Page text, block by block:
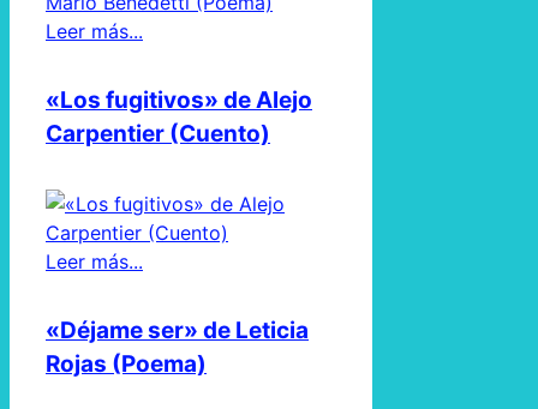
Leer más...
«Los fugitivos» de Alejo
Carpentier (Cuento)
Leer más...
«Déjame ser» de Leticia
Rojas (Poema)